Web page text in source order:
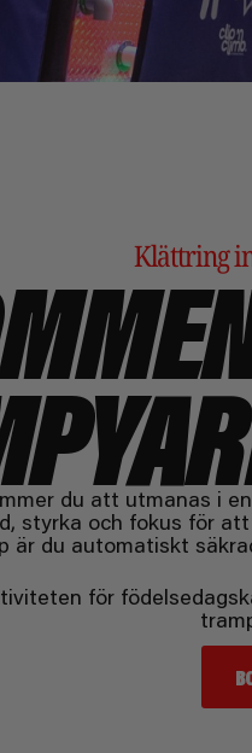
Klättring
du att utmanas i
styrka och fokus för
är du automatiskt
för